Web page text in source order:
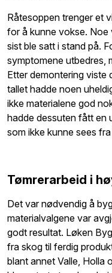
Råtesoppen trenger et
for å kunne vokse. Noe
sist ble satt i stand på.
symptomene utbedres,
Etter demontering viste
tallet hadde noen
ikke materialene god
hadde dessuten fått en
som ikke kunne sees
Tømrerarbeid i
Det var nødvendig å
materialvalgene var
godt resultat. Løken
fra skog til ferdig
blant annet Valle, Holla